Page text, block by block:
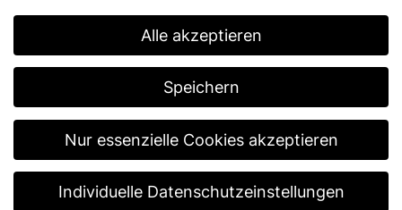
Explosionsschutz.
In vielen Unternehmen gibt es in der Produktion
Bereiche, in denen mit explosionsgefährdeten
gefährliche explosionsfähige Atmosphäre in der Luft
bilden kann. Hier darf es keinesfalls zu einer
Funkenbildung kommen. Je nach Wahrscheinlichkeit
des Auftretens dieser Atmosphäre werden die
Bereiche in sogenannte EX-Zonen klassifiziert: 0, 1,
Alle akzeptieren
Speichern
Nur essenzielle Cookies akzeptieren
Individuelle Datenschutzeinstellungen